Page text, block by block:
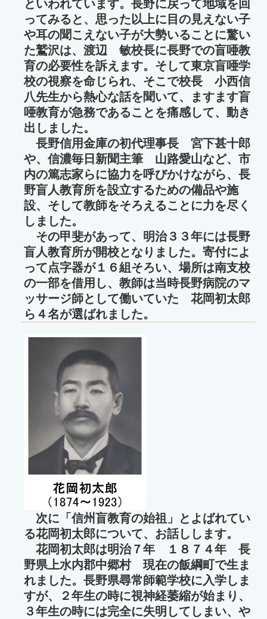
といわれています。長野に戻って地域を回
ってみると、思った以上に目の見えない子
や耳の聞こえない子が大勢いることに驚い
た鷲沢は、渡辺 敏校長に長野での盲唖教
育の必要性を訴えます。そして東京盲唖学
校の視察を命じられ、そこで校長 小西信
八先生から熱心な話を聞いて、ますます盲
唖教育が急務であることを痛感して、動き
出しました。
長野信用金庫の初代理事長 宮下甚十郎
や、信濃毎日新聞主筆 山路愛山など、市
内の篤志家らに協力を呼びかけながら、長
野盲人教育所を設立するための備品や施
設、そして教師をそろえることに力を尽く
しました。
その甲斐があって、明治３３年には長野
盲人教育所が開校となりました。寄付によ
って点字器が１６組そろい、場所は南支校
の一部を借用し、教師は当時長野病院のマ
ッサージ師として働いていた 花岡初太郎
ら４名が選ばれました。
次に「信州盲教育の始祖」とよばれてい
る花岡初太郎について、お話しします。
花岡初太郎は明治７年 １８７４年 長
野県上水内郡中郷村 現在の飯綱町で生ま
れました。長野県尋常師範学校に入学しま
すが、２年生の時に視神経萎縮が始まり、
３年生の時には完全に失明してしまい、や